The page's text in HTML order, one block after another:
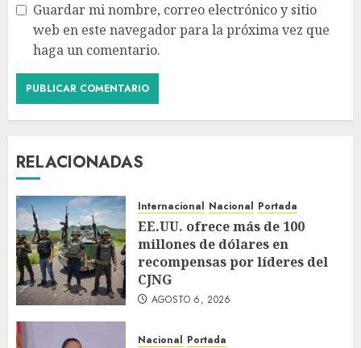
Guardar mi nombre, correo electrónico y sitio
web en este navegador para la próxima vez que
haga un comentario.
RELACIONADAS
Internacional Nacional Portada
EE.UU. ofrece más de 100
millones de dólares en
recompensas por líderes del
CJNG
AGOSTO 6, 2026
Nacional Portada